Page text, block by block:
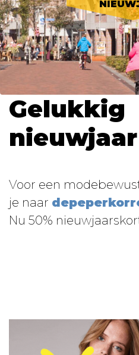
Gelukkig
nieuwjaar
Voor een
je naar
Nu 50%